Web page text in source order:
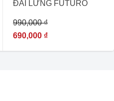
ĐAI LƯNG FUTURO
990,000₫
690,000 ₫